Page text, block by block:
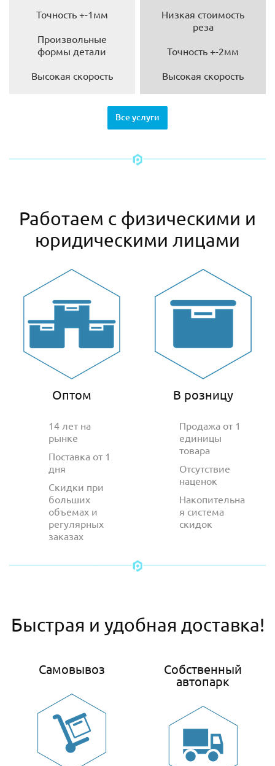
Точность +-1мм
Произвольные
формы детали
Высокая скорость
Низкая стоимость
реза
Точность +-2мм
Высокая скорость
Все услуги
Работаем с физическими и
юридическими лицами
Оптом
14 лет на
рынке
Поставка от 1
дня
Скидки при
больших
объемах и
регулярных
заказах
В розницу
Продажа от 1
единицы
товара
Отсутствие
наценок
Накопительна
я система
скидок
Быстрая и удобная доставка!
Самовывоз
Собственный
автопарк